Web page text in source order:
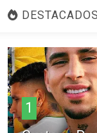
DESTACADOS
1